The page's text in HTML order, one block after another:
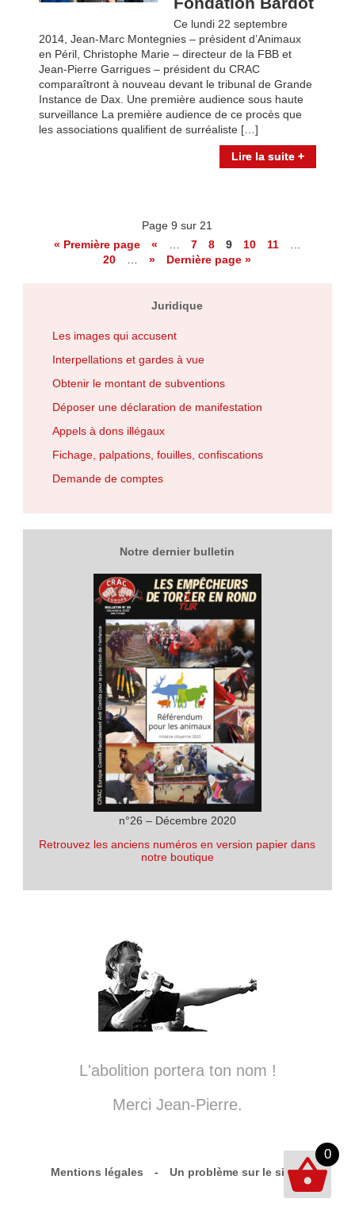
Ce lundi 22 septembre
2014, Jean-Marc Montegnies – président d’Animaux
en Péril, Christophe Marie – directeur de la FBB et
Jean-Pierre Garrigues – président du CRAC
comparaîtront à nouveau devant le tribunal de Grande
Instance de Dax. Une première audience sous haute
surveillance La première audience de ce procès que
les associations qualifient de surréaliste […]
Lire la suite +
Page 9 sur 21
« Première page
« 7 8 9 10 11
20
» Dernière page »
Juridique
Les images qui accusent
Interpellations et gardes à vue
Obtenir le montant de subventions
Déposer une déclaration de manifestation
Appels à dons illégaux
Fichage, palpations, fouilles, confiscations
Demande de comptes
Notre dernier bulletin
n°26 – Décembre 2020
Retrouvez les anciens numéros en version papier dans
notre boutique
L'abolition portera ton nom !
Merci Jean-Pierre.
Mentions légales - Un problème sur le site ?
0